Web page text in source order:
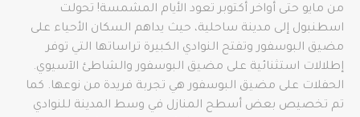
من مايو حتى أواخر أكتوبر تعود الأيام المشمسة! تحولت
اسطنبول إلى مدينة ساحلية، حيث يداهم السكان الأحياء على
مضيق البوسفور وتفتح النوادي الكبيرة تراساتها التي توفر
إطلالات استثنائية على مضيق البوسفور والشاطئ الآسيوي.
الحفلات على مضيق البوسفور هي تجربة فريدة من نوعها. كما
تم تخصيص بعض أسطح المنازل في وسط المدينة للنوادي